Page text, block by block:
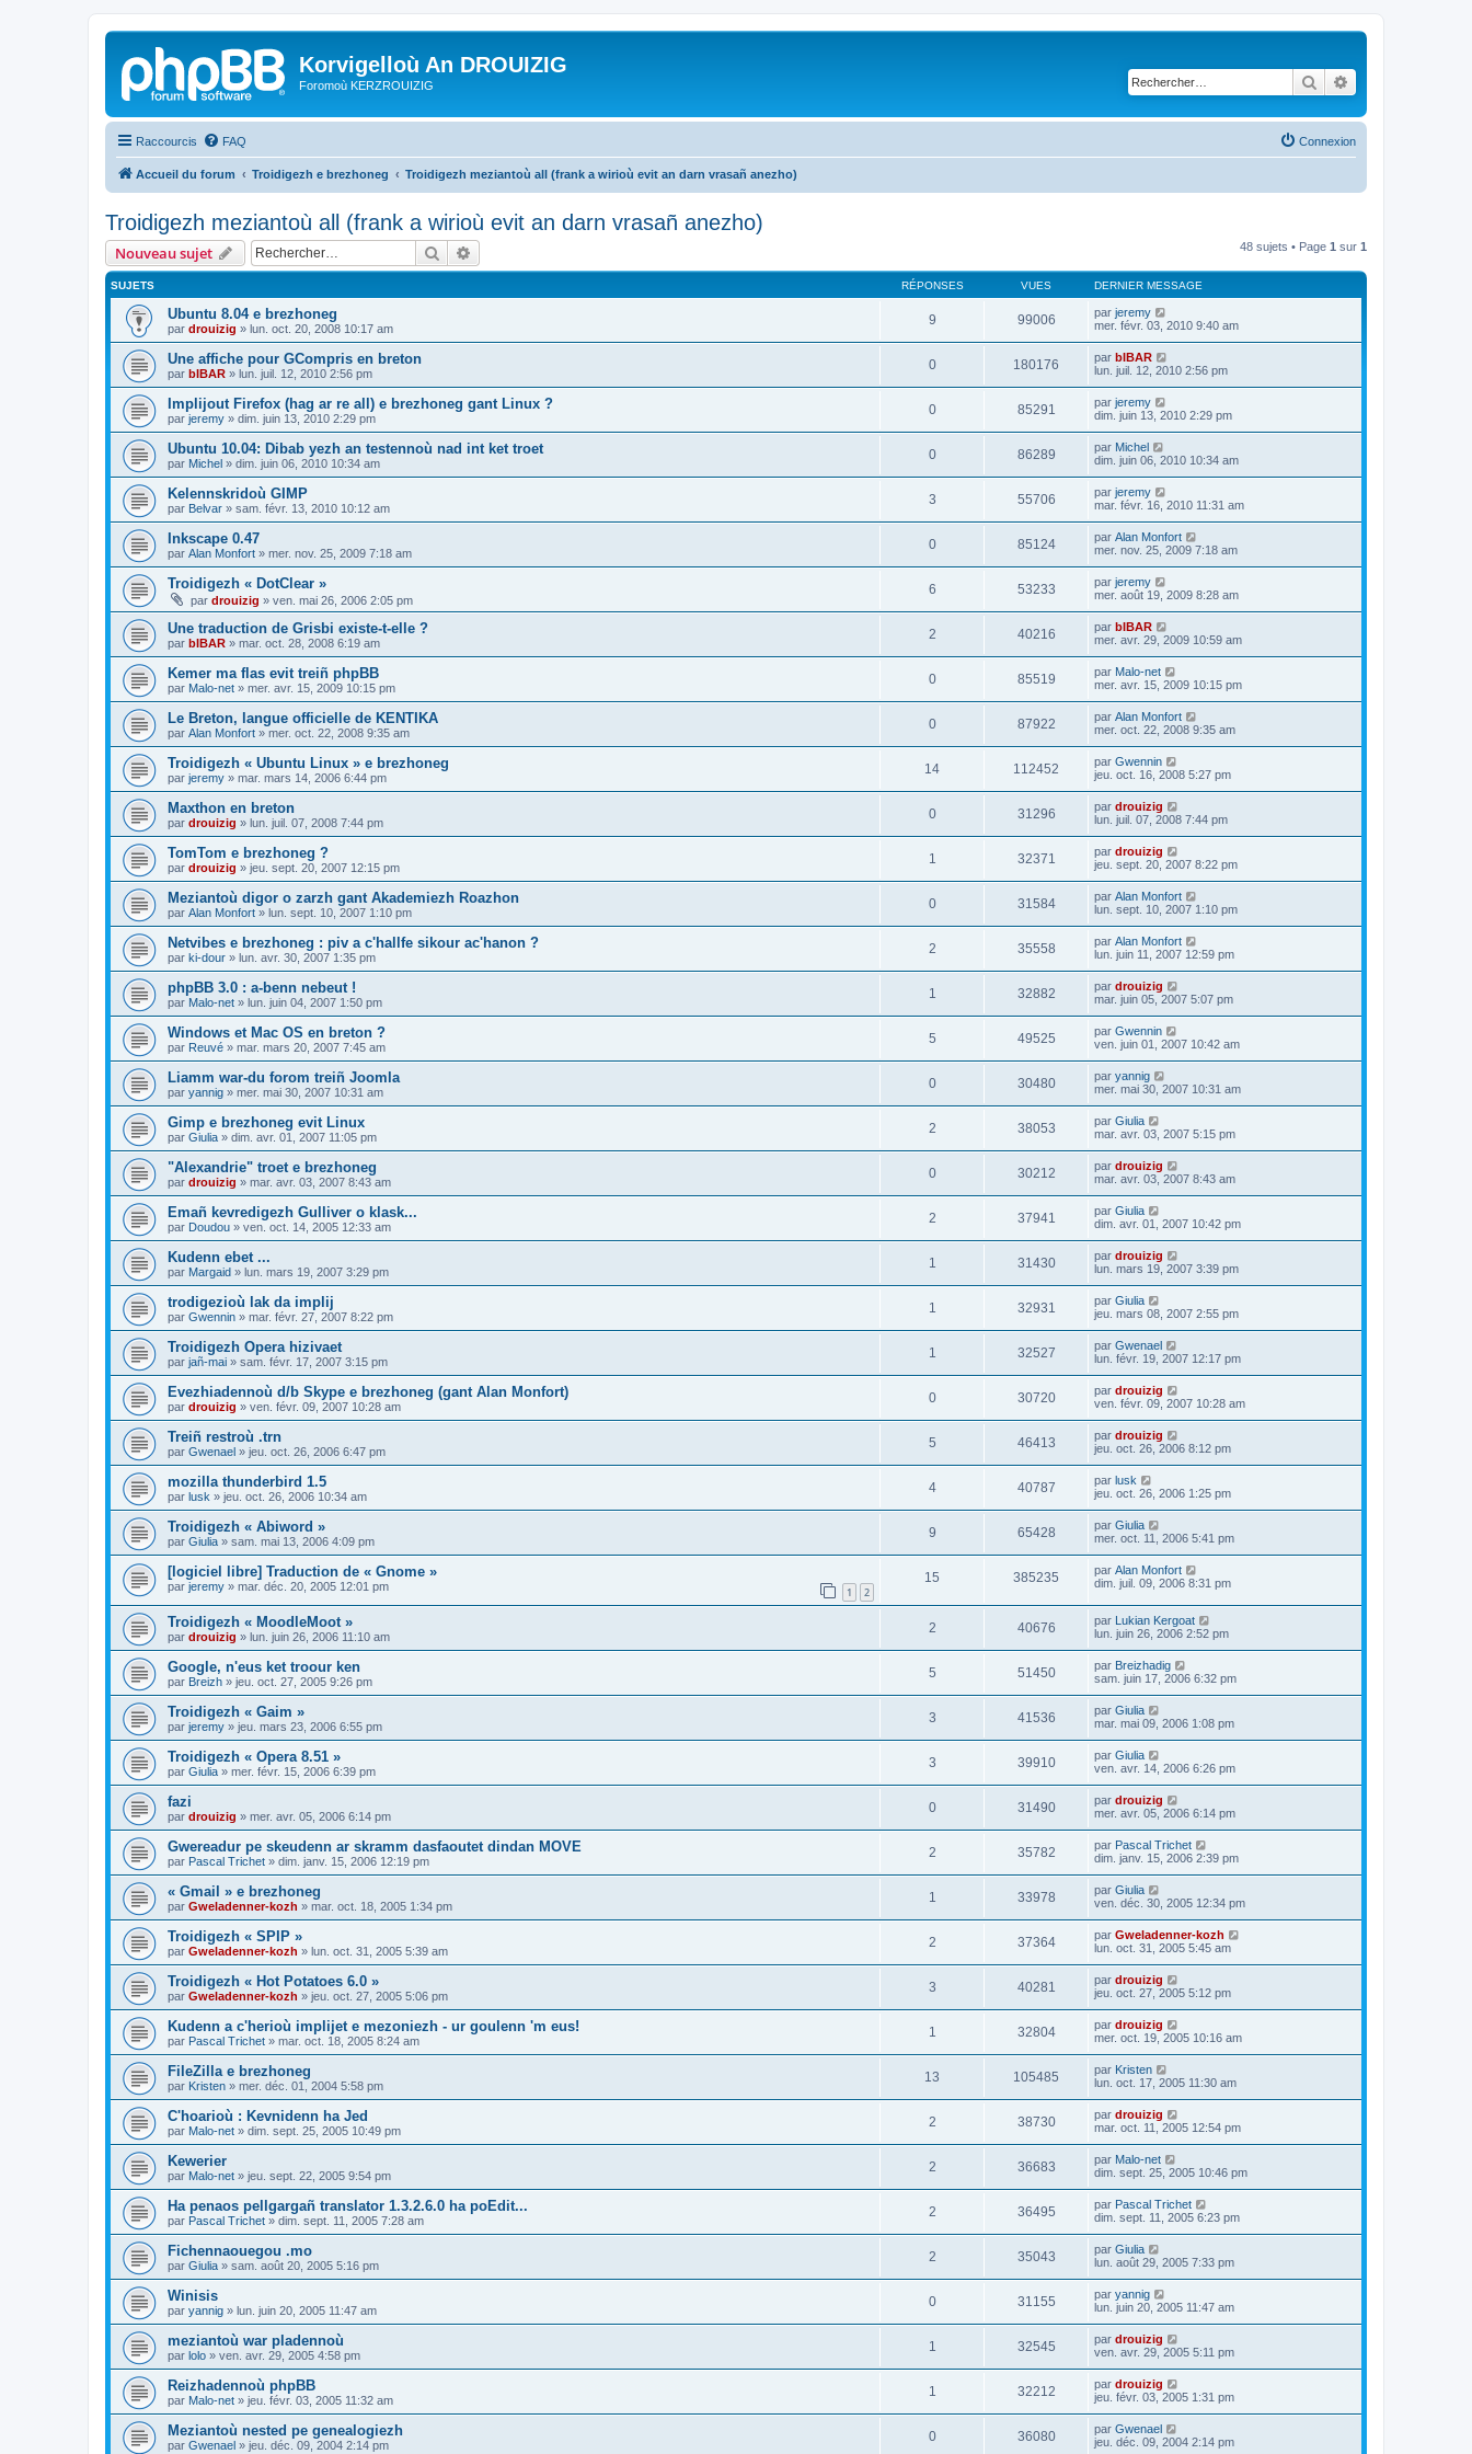
Korvigelloù An DROUIZIG
Foromoù KERZROUIZIG Rechercher
Raccourcis FAQ Connexion
Accueil du forum Troidigezh e brezhoneg Troidigezh meziantoù all (frank a wirioù evit an darn vrasañ anezho)
Troidigezh meziantoù all (frank a wirioù evit an darn vrasañ anezho)
Nouveau sujet Rechercher 48 sujets • Page 1 sur 1
SUJETS RÉPONSES VUES DERNIER MESSAGE
Ubuntu 8.04 e brezhoneg
par drouizig » lun. oct. 20, 2008 10:17 am
9 99006 par jeremy
mer. févr. 03, 2010 9:40 am
Une affiche pour GCompris en breton
par bIBAR » lun. juil. 12, 2010 2:56 pm
0 180176 par bIBAR
lun. juil. 12, 2010 2:56 pm
Implijout Firefox (hag ar re all) e brezhoneg gant Linux ?
par jeremy » dim. juin 13, 2010 2:29 pm
0 85291 par jeremy
dim. juin 13, 2010 2:29 pm
Ubuntu 10.04: Dibab yezh an testennoù nad int ket troet
par Michel » dim. juin 06, 2010 10:34 am
0 86289 par Michel
dim. juin 06, 2010 10:34 am
Kelennskridoù GIMP
par Belvar » sam. févr. 13, 2010 10:12 am
3 55706 par jeremy
mar. févr. 16, 2010 11:31 am
Inkscape 0.47
par Alan Monfort » mer. nov. 25, 2009 7:18 am
0 85124 par Alan Monfort
mer. nov. 25, 2009 7:18 am
Troidigezh « DotClear »
par drouizig » ven. mai 26, 2006 2:05 pm
6 53233 par jeremy
mer. août 19, 2009 8:28 am
Une traduction de Grisbi existe-t-elle ?
par bIBAR » mar. oct. 28, 2008 6:19 am
2 40216 par bIBAR
mer. avr. 29, 2009 10:59 am
Kemer ma flas evit treiñ phpBB
par Malo-net » mer. avr. 15, 2009 10:15 pm
0 85519 par Malo-net
mer. avr. 15, 2009 10:15 pm
Le Breton, langue officielle de KENTIKA
par Alan Monfort » mer. oct. 22, 2008 9:35 am
0 87922 par Alan Monfort
mer. oct. 22, 2008 9:35 am
Troidigezh « Ubuntu Linux » e brezhoneg
par jeremy » mar. mars 14, 2006 6:44 pm
14 112452 par Gwennin
jeu. oct. 16, 2008 5:27 pm
Maxthon en breton
par drouizig » lun. juil. 07, 2008 7:44 pm
0 31296 par drouizig
lun. juil. 07, 2008 7:44 pm
TomTom e brezhoneg ?
par drouizig » jeu. sept. 20, 2007 12:15 pm
1 32371 par drouizig
jeu. sept. 20, 2007 8:22 pm
Meziantoù digor o zarzh gant Akademiezh Roazhon
par Alan Monfort » lun. sept. 10, 2007 1:10 pm
0 31584 par Alan Monfort
lun. sept. 10, 2007 1:10 pm
Netvibes e brezhoneg : piv a c'hallfe sikour ac'hanon ?
par ki-dour » lun. avr. 30, 2007 1:35 pm
2 35558 par Alan Monfort
lun. juin 11, 2007 12:59 pm
phpBB 3.0 : a-benn nebeut !
par Malo-net » lun. juin 04, 2007 1:50 pm
1 32882 par drouizig
mar. juin 05, 2007 5:07 pm
Windows et Mac OS en breton ?
par Reuvé » mar. mars 20, 2007 7:45 am
5 49525 par Gwennin
ven. juin 01, 2007 10:42 am
Liamm war-du forom treiñ Joomla
par yannig » mer. mai 30, 2007 10:31 am
0 30480 par yannig
mer. mai 30, 2007 10:31 am
Gimp e brezhoneg evit Linux
par Giulia » dim. avr. 01, 2007 11:05 pm
2 38053 par Giulia
mar. avr. 03, 2007 5:15 pm
"Alexandrie" troet e brezhoneg
par drouizig » mar. avr. 03, 2007 8:43 am
0 30212 par drouizig
mar. avr. 03, 2007 8:43 am
Emañ kevredigezh Gulliver o klask...
par Doudou » ven. oct. 14, 2005 12:33 am
2 37941 par Giulia
dim. avr. 01, 2007 10:42 pm
Kudenn ebet ...
par Margaid » lun. mars 19, 2007 3:29 pm
1 31430 par drouizig
lun. mars 19, 2007 3:39 pm
trodigezioù lak da implij
par Gwennin » mar. févr. 27, 2007 8:22 pm
1 32931 par Giulia
jeu. mars 08, 2007 2:55 pm
Troidigezh Opera hizivaet
par jañ-mai » sam. févr. 17, 2007 3:15 pm
1 32527 par Gwenael
lun. févr. 19, 2007 12:17 pm
Evezhiadennoù d/b Skype e brezhoneg (gant Alan Monfort)
par drouizig » ven. févr. 09, 2007 10:28 am
0 30720 par drouizig
ven. févr. 09, 2007 10:28 am
Treiñ restroù .trn
par Gwenael » jeu. oct. 26, 2006 6:47 pm
5 46413 par drouizig
jeu. oct. 26, 2006 8:12 pm
mozilla thunderbird 1.5
par lusk » jeu. oct. 26, 2006 10:34 am
4 40787 par lusk
jeu. oct. 26, 2006 1:25 pm
Troidigezh « Abiword »
par Giulia » sam. mai 13, 2006 4:09 pm
9 65428 par Giulia
mer. oct. 11, 2006 5:41 pm
[logiciel libre] Traduction de « Gnome »
par jeremy » mar. déc. 20, 2005 12:01 pm 1 2
15 385235 par Alan Monfort
dim. juil. 09, 2006 8:31 pm
Troidigezh « MoodleMoot »
par drouizig » lun. juin 26, 2006 11:10 am
2 40676 par Lukian Kergoat
lun. juin 26, 2006 2:52 pm
Google, n'eus ket troour ken
par Breizh » jeu. oct. 27, 2005 9:26 pm
5 51450 par Breizhadig
sam. juin 17, 2006 6:32 pm
Troidigezh « Gaim »
par jeremy » jeu. mars 23, 2006 6:55 pm
3 41536 par Giulia
mar. mai 09, 2006 1:08 pm
Troidigezh « Opera 8.51 »
par Giulia » mer. févr. 15, 2006 6:39 pm
3 39910 par Giulia
ven. avr. 14, 2006 6:26 pm
fazi
par drouizig » mer. avr. 05, 2006 6:14 pm
0 31490 par drouizig
mer. avr. 05, 2006 6:14 pm
Gwereadur pe skeudenn ar skramm dasfaoutet dindan MOVE
par Pascal Trichet » dim. janv. 15, 2006 12:19 pm
2 35782 par Pascal Trichet
dim. janv. 15, 2006 2:39 pm
« Gmail » e brezhoneg
par Gweladenner-kozh » mar. oct. 18, 2005 1:34 pm
1 33978 par Giulia
ven. déc. 30, 2005 12:34 pm
Troidigezh « SPIP »
par Gweladenner-kozh » lun. oct. 31, 2005 5:39 am
2 37364 par Gweladenner-kozh
lun. oct. 31, 2005 5:45 am
Troidigezh « Hot Potatoes 6.0 »
par Gweladenner-kozh » jeu. oct. 27, 2005 5:06 pm
3 40281 par drouizig
jeu. oct. 27, 2005 5:12 pm
Kudenn a c'herioù implijet e mezoniezh - ur goulenn 'm eus!
par Pascal Trichet » mar. oct. 18, 2005 8:24 am
1 32804 par drouizig
mer. oct. 19, 2005 10:16 am
FileZilla e brezhoneg
par Kristen » mer. déc. 01, 2004 5:58 pm
13 105485 par Kristen
lun. oct. 17, 2005 11:30 am
C'hoarioù : Kevnidenn ha Jed
par Malo-net » dim. sept. 25, 2005 10:49 pm
2 38730 par drouizig
mar. oct. 11, 2005 12:54 pm
Kewerier
par Malo-net » jeu. sept. 22, 2005 9:54 pm
2 36683 par Malo-net
dim. sept. 25, 2005 10:46 pm
Ha penaos pellgargañ translator 1.3.2.6.0 ha poEdit...
par Pascal Trichet » dim. sept. 11, 2005 7:28 am
2 36495 par Pascal Trichet
dim. sept. 11, 2005 6:23 pm
Fichennaouegou .mo
par Giulia » sam. août 20, 2005 5:16 pm
2 35043 par Giulia
lun. août 29, 2005 7:33 pm
Winisis
par yannig » lun. juin 20, 2005 11:47 am
0 31155 par yannig
lun. juin 20, 2005 11:47 am
meziantoù war pladennoù
par lolo » ven. avr. 29, 2005 4:58 pm
1 32545 par drouizig
ven. avr. 29, 2005 5:11 pm
Reizhadennoù phpBB
par Malo-net » jeu. févr. 03, 2005 11:32 am
1 32212 par drouizig
jeu. févr. 03, 2005 1:31 pm
Meziantoù nested pe genealogiezh
par Gwenael » jeu. déc. 09, 2004 2:14 pm
0 36080 par Gwenael
jeu. déc. 09, 2004 2:14 pm